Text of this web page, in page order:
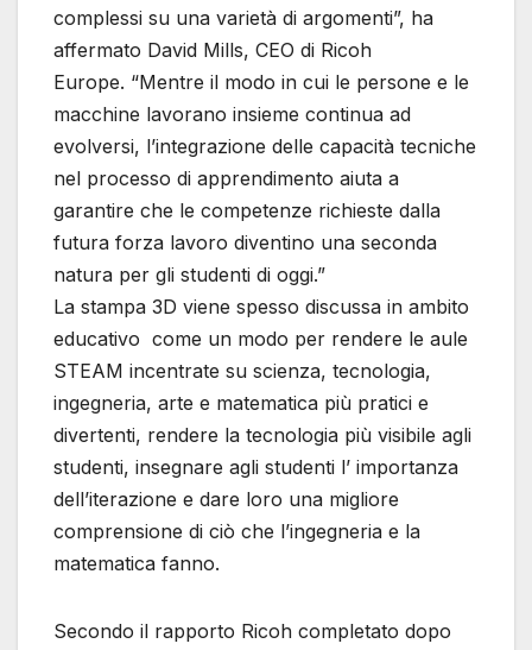
complessi su una varietà di argomenti”, ha
affermato David Mills, CEO di Ricoh
Europe. “Mentre il modo in cui le persone e le
macchine lavorano insieme continua ad
evolversi, l’integrazione delle capacità tecniche
nel processo di apprendimento aiuta a
garantire che le competenze richieste dalla
futura forza lavoro diventino una seconda
natura per gli studenti di oggi.”
La stampa 3D viene spesso discussa in ambito
educativo come un modo per rendere le aule
STEAM incentrate su scienza, tecnologia,
ingegneria, arte e matematica più pratici e
divertenti, rendere la tecnologia più visibile agli
studenti, insegnare agli studenti l’ importanza
dell’iterazione e dare loro una migliore
comprensione di ciò che l’ingegneria e la
matematica fanno.
Secondo il rapporto Ricoh completato dopo